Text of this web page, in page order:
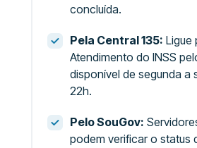
concluída.
Pela Central 135: Ligue
Atendimento do INSS
disponível de segunda a
22h.
Pelo SouGov:
podem verificar o status